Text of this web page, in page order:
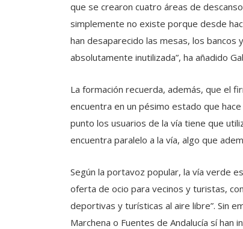
que se crearon cuatro áreas de
simplemente no existe porque desde
han desaparecido las mesas, los bancos
absolutamente inutilizada”, ha añadido
La formación recuerda, además, que el
encuentra en un pésimo estado que
punto los usuarios de la vía tiene que
encuentra paralelo a la vía, algo que
Según la portavoz popular, la vía verde
oferta de ocio para vecinos y turistas,
deportivas y turísticas al aire libre”. Sin
Marchena o Fuentes de Andalucía sí